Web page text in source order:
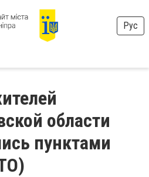
Рус
области
пунктами